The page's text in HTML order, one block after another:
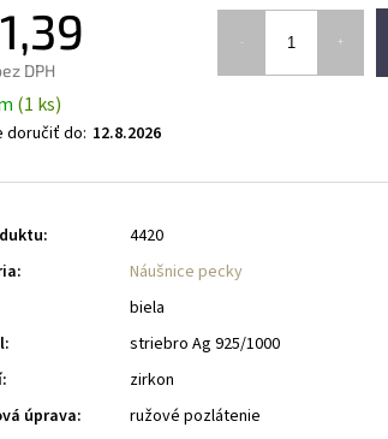
DPH
(1 ks)
doručiť do: 12.8.2026
4420
:
Náušnice pecky
biela
:
striebro Ag 925/1000
:
zirkon
úprava:
ružové pozlátenie